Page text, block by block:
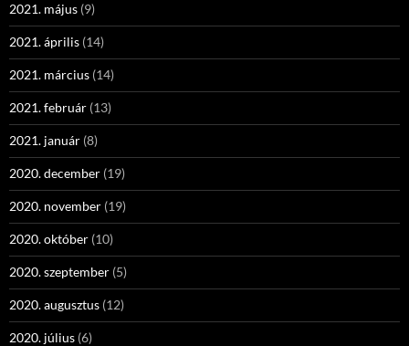
2021. május (9)
2021. április (14)
2021. március (14)
2021. február (13)
2021. január (8)
2020. december (19)
2020. november (19)
2020. október (10)
2020. szeptember (5)
2020. augusztus (12)
2020. július (6)